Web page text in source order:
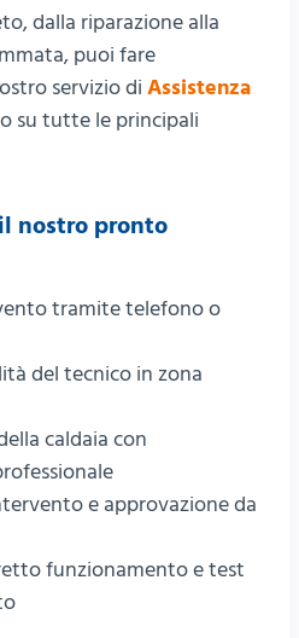
dalla riparazione alla
puoi fare
servizio di Assistenza
su tutte le principali
nostro pronto
tramite telefono o
del tecnico in zona
caldaia con
e approvazione da
funzionamento e test